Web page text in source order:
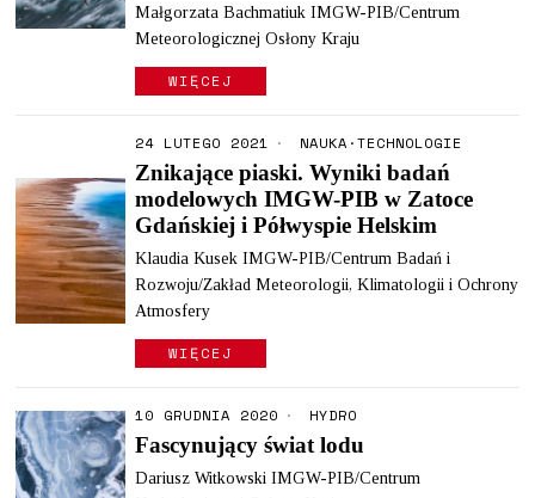
Małgorzata Bachmatiuk IMGW-PIB/Centrum
Meteorologicznej Osłony Kraju
WIĘCEJ
24 LUTEGO 2021 NAUKA ·TECHNOLOGIE
Znikające piaski. Wyniki badań
modelowych IMGW-PIB w Zatoce
Gdańskiej i Półwyspie Helskim
Klaudia Kusek IMGW-PIB/Centrum Badań i
Rozwoju/Zakład Meteorologii, Klimatologii i Ochrony
Atmosfery
WIĘCEJ
10 GRUDNIA 2020 HYDRO
Fascynujący świat lodu
Dariusz Witkowski IMGW-PIB/Centrum